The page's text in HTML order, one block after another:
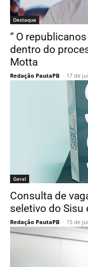
Destaque
“ O
dentro do
Motta
Redação PautaPB - 17 de
Geral
Consulta de
seletivo do Sisu
Redação PautaPB - 15 de